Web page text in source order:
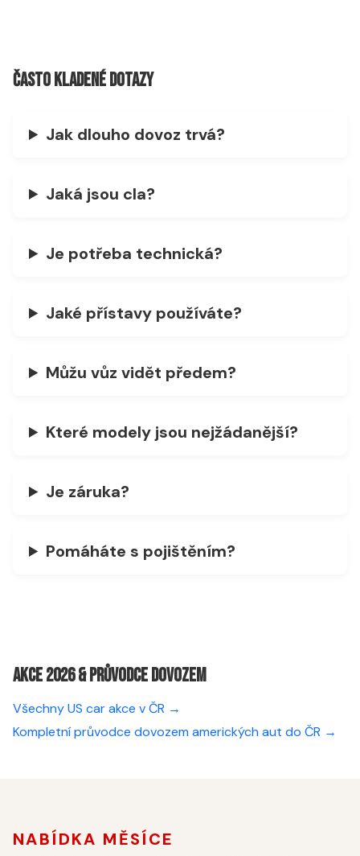
Často kladené dotazy
Jak dlouho dovoz trvá?
Jaká jsou cla?
Je potřeba technická?
Jaké přístavy používáte?
Můžu vůz vidět předem?
Které modely jsou nejžádanější?
Je záruka?
Pomáháte s pojištěním?
Akce 2026 & Průvodce dovozem
Všechny US car akce v ČR →
Kompletní průvodce dovozem amerických aut do ČR →
NABÍDKA MĚSÍCE